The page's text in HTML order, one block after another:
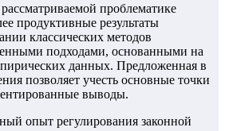
проблематике
продуктивные результаты
классических методов
подходами, основанными на
данных. Предложенная в
позволяет учесть основные точки
выводы.
опыт регулирования законной